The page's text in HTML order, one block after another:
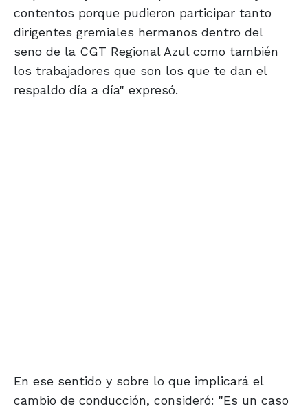
contentos porque pudieron participar tanto
dirigentes gremiales hermanos dentro del
seno de la CGT Regional Azul como también
los trabajadores que son los que te dan el
respaldo día a día" expresó.
En ese sentido y sobre lo que implicará el
cambio de conducción, consideró: "Es un caso